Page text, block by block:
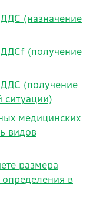
(назначение
(получение
(получение
ситуации)
медицинских
видов
размера
в